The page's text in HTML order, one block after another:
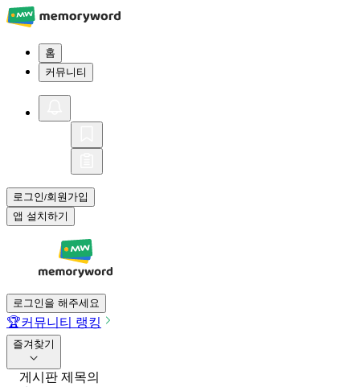
홈
커뮤니티
로그인/회원가입
앱 설치하기
로그인을 해주세요
🏆커뮤니티 랭킹
즐겨찾기
게시판 제목의